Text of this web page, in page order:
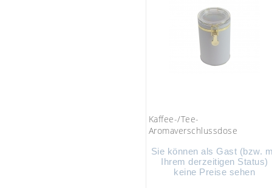
Kaffee-/Tee-
Aromaverschlussdose
Sie können als Gast (bzw.
Ihrem derzeitigen Status)
keine Preise sehen